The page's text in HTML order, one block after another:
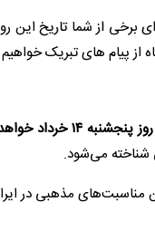
از شما تاریخ این
از پیام ‌های تبریک
شناخته می‌شود.
مناسبت‌های مذهبی در